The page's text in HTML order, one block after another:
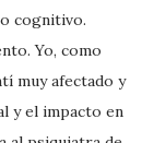
cognitivo.
Yo, como
muy afectado y
y el impacto en